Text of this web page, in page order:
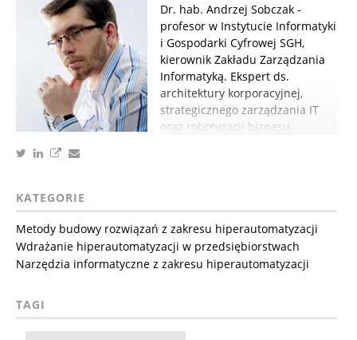
Dr. hab. Andrzej Sobczak -
profesor w Instytucie Informatyki
i Gospodarki Cyfrowej SGH,
kierownik Zakładu Zarządzania
Informatyką. Ekspert ds.
architektury korporacyjnej,
strategicznego zarządzania IT
oraz robotyzacji biznesu.
KATEGORIE
Metody budowy rozwiązań z zakresu hiperautomatyzacji
Wdrażanie hiperautomatyzacji w przedsiębiorstwach
Narzędzia informatyczne z zakresu hiperautomatyzacji
TAGI